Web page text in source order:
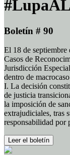
Boletín # 90
El 18 de septiembre
Casos de
Jurisdicción
dentro de
I. La decisión
de justicia
la imposición de
extrajudiciales, tras
responsabilidad por
Leer el boletín